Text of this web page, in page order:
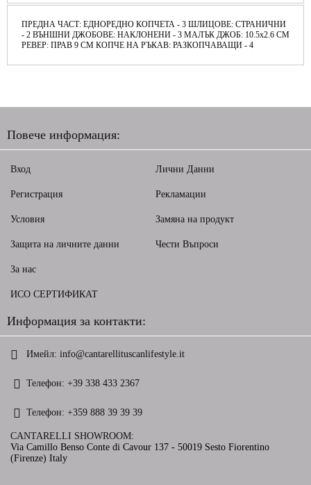
ПРЕДНА ЧАСТ: ЕДНОРЕДНО КОПЧЕТА - 3 ШЛИЦОВЕ: СТРАНИЧНИ
- 2 ВЪНШНИ ДЖОБОВЕ: НАКЛОНЕНИ - 3 МАЛЪК ДЖОБ: 10.5х2.6 СМ
РЕВЕР: ПРАВ 9 СМ КОПЧЕ НА РЪКАВ: РАЗКОПЧАВАЩИ - 4
Повече информация:
Вход
Регистрация
Условия
Защита на личните данни
Лични Данни
Рекламации
Замяна на продукт
Чести Въпроси
За нас
ИСО СЕРТИФИКАТ
Информация за контакти:
Имейл: info@cantarellituscanlifestyle.it
Телефон: +39 338 433 2367
Телефон: +359 888 39 39 39
CANTARELLI SHOWROOM:
Via Camillo Benso Conte di Cavour 137 - 50019 Sesto Fiorentino
(Firenze) Italy